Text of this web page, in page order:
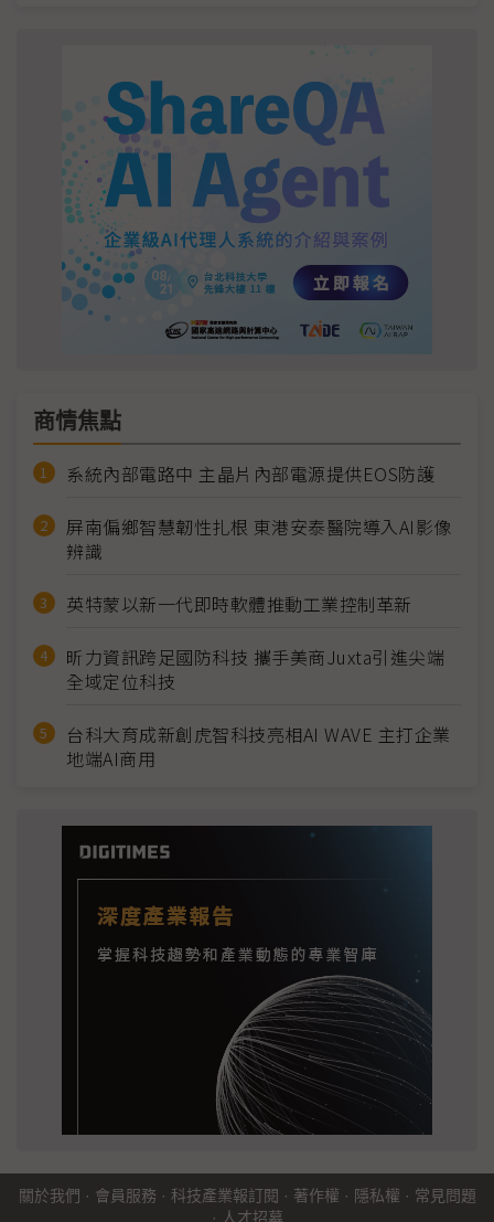
商情焦點
系統內部電路中 主晶片內部電源提供EOS防護
屏南偏鄉智慧韌性扎根 東港安泰醫院導入AI影像
辨識
英特蒙以新一代即時軟體推動工業控制革新
昕力資訊跨足國防科技 攜手美商Juxta引進尖端
全域定位科技
台科大育成新創虎智科技亮相AI WAVE 主打企業
地端AI商用
關於我們 · 會員服務 · 科技產業報訂閱 · 著作權 · 隱私權 · 常見問題
· 人才招募